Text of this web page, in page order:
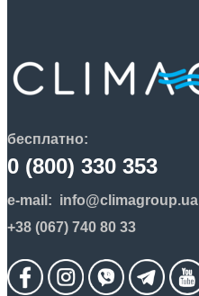
бесплатно:
0 (800) 330 353
e-mail: info@climagroup.ua
+38 (067) 740 80 33